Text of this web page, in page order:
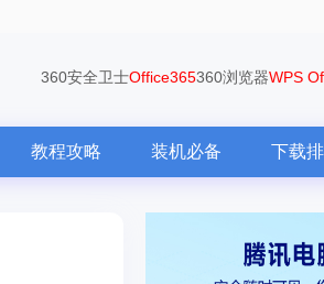
360安全卫士Office365360浏览器WPS
教程攻略 装机必备 下载